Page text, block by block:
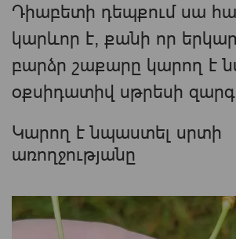
Դիաբետի դեպքում սա
կարևոր է, քանի որ
բարձր շաքարը կարող է
օքսիդատիվ սթրեսի
Կարող է նպաստել սրտի
առողջությանը